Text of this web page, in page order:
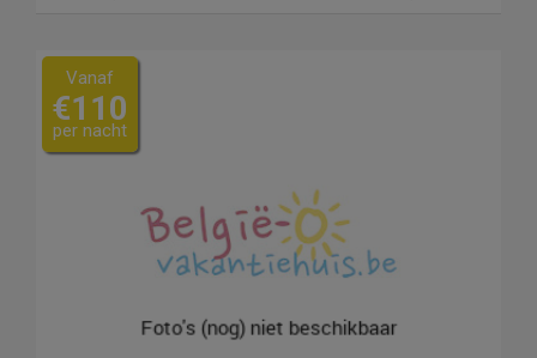
Vanaf
€110
per nacht